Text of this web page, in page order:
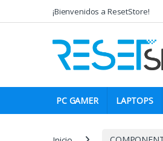
Skip to navigation
Skip to content¡Bienvenidos a ResetStore!
PC GAMER LAPTOPS